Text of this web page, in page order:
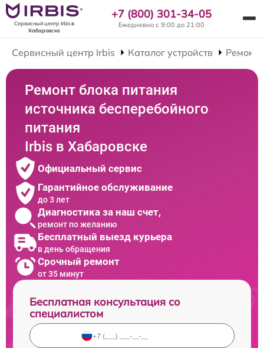
Сервисный центр Irbisв
Хабаровске
+7 (800) 301-34-05
Ежедневно с 9:00 до 21:00
Сервисный центр Irbis Каталог устройств Ремонт
Ремонт блока питания
источника бесперебойного
питания
Irbis в Хабаровске
Официальный сервис
Гарантийное обслуживание
до 3 лет
Диагностика за наш счет,
ремонт по желанию
Бесплатный выезд курьера
в день обращения
Срочный ремонт
от 35 минут
Бесплатная консультация со
специалистом